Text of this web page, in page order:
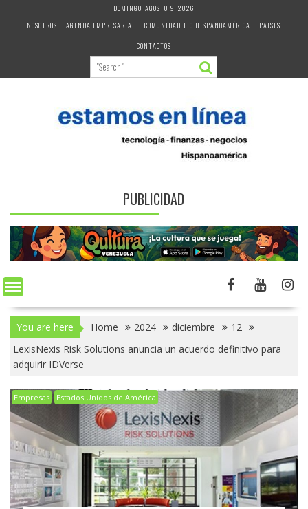
DOMINGO, AGOSTO 9, 2026
NOSOTROS
AGENDA EMPRESARIAL COMUNIDAD TIC HISPANOAMÉRICA
PAISES
CONTACTOS
PUBLICIDAD
You are here Home 2024 diciembre
12
LexisNexis Risk Solutions anuncia un acuerdo definitivo para
adquirir IDVerse
Empresas Estados Unidos de América